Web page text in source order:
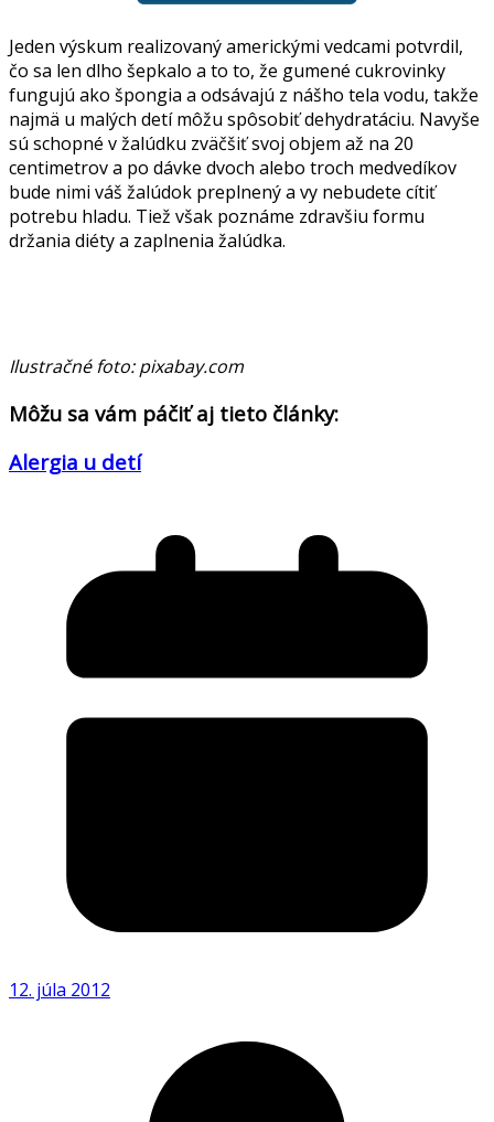
Jeden výskum realizovaný americkými vedcami potvrdil,
čo sa len dlho šepkalo a to to, že gumené cukrovinky
fungujú ako špongia a odsávajú z nášho tela vodu, takže
najmä u malých detí môžu spôsobiť dehydratáciu. Navyše
sú schopné v žalúdku zväčšiť svoj objem až na 20
centimetrov a po dávke dvoch alebo troch medvedíkov
bude nimi váš žalúdok preplnený a vy nebudete cítiť
potrebu hladu. Tiež však poznáme zdravšiu formu
držania diéty a zaplnenia žalúdka.
Ilustračné foto: pixabay.com
Môžu sa vám páčiť aj tieto články:
Alergia u detí
12. júla 2012